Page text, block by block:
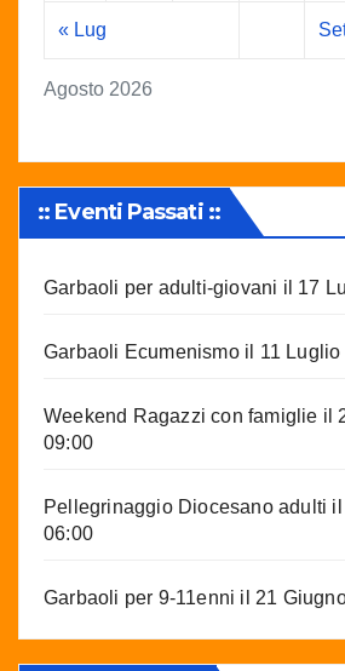
Agosto 2026
« Lug
:: Eventi Passati ::
Garbaoli per adulti-giovani il 17
Garbaoli Ecumenismoil 11 Luglio
Weekend Ragazzi con famiglie il
09:00
Pellegrinaggio Diocesano adulti il
06:00
Garbaoli per 9-11enni il 21